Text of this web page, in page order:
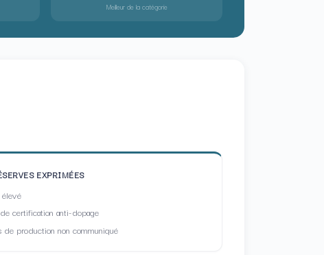
Meilleur de la catégorie
EXPRIMÉES
certification anti-dopage
de production non communiqué